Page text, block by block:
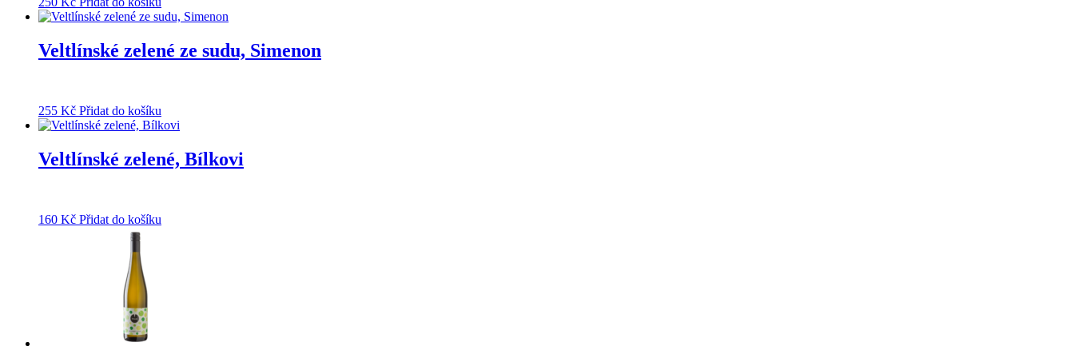
Veltlínské zelené ze sudu, Simenon
255 Kč Přidat do košíku
Veltlínské zelené, Bílkovi
160 Kč Přidat do košíku